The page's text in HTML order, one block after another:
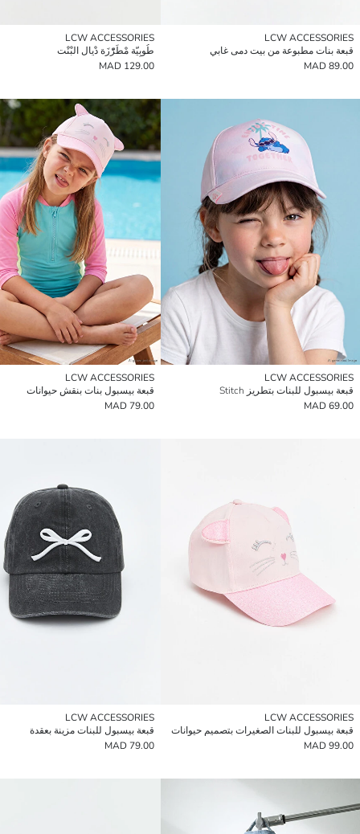
LCW ACCESSORIES
قبعة بنات مطبوعة من بيت دمى غابي
89.00 MAD
LCW ACCESSORIES
طُوبِيّة مْطَرّْزَة دْيال البْنْت
129.00 MAD
LCW ACCESSORIES
قبعة بيسبول للبنات بتطريز Stitch
69.00 MAD
LCW ACCESSORIES
قبعة بيسبول بنات بنقش حيوانات
79.00 MAD
LCW ACCESSORIES
قبعة بيسبول للبنات الصغيرات بتصميم حيوانات
99.00 MAD
LCW ACCESSORIES
قبعة بيسبول للبنات مزينة بعقدة
79.00 MAD